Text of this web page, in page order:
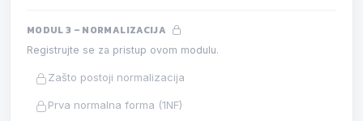
MODUL 3 – NORMALIZACIJA
Registrujte se za pristup ovom modulu.
Zašto postoji normalizacija
Prva normalna forma (1NF)